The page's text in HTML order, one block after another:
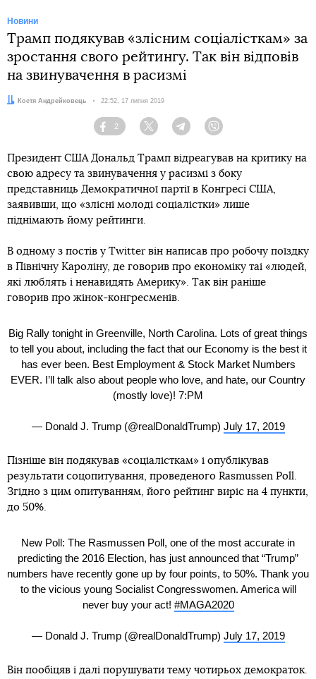
Новини
Трамп подякував «злісним соціалісткам» за
зростання свого рейтингу. Так він відповів
на звинувачення в расизмі
Автор:Костя Андрейковець Дата:
22:52, 17 липня 2019
Facebook
2
Twitter TelegramViber
Президент США Дональд Трамп відреагував на критику на
свою адресу та звинувачення у расизмі з боку
представниць Демократичної партії в Конгресі США,
заявивши, що «злісні молоді соціалістки» лише
піднімають йому рейтинги.
В одному з постів у Twitter він написав про робочу поїздку
в Північну Кароліну, де говорив про економіку таі «людей,
які люблять і ненавидять Америку». Так він раніше
говорив про жінок-конгресменів.
Big Rally tonight in Greenville, North Carolina. Lots of great things
to tell you about, including the fact that our Economy is the best it
has ever been. Best Employment & Stock Market Numbers
EVER. I’ll talk also about people who love, and hate, our Country
(mostly love)! 7:PM
— Donald J. Trump (@realDonaldTrump) July 17, 2019
Пізніше він подякував «соціалісткам» і опублікував
результати соцопитування, проведеного Rasmussen Poll.
Згідно з цим опитуванням, його рейтинг виріс на 4 пункти,
до 50%.
New Poll: The Rasmussen Poll, one of the most accurate in
predicting the 2016 Election, has just announced that “Trump”
numbers have recently gone up by four points, to 50%. Thank you
to the vicious young Socialist Congresswomen. America will
never buy your act! #MAGA2020
— Donald J. Trump (@realDonaldTrump) July 17, 2019
Він пообіцяв і далі порушувати тему чотирьох демократок.